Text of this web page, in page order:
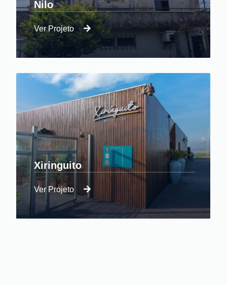
Nilo
Reinventando o antigo, Reabilitação de
Habitação Unifamiliar.
Ver Projeto
Xiringuito
Refresh no Interior num dos Bares de Praia
mais Badalados da Região.
Ver Projeto